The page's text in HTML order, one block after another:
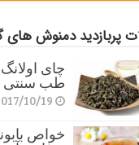
پربازدید دمنوش
چای
طب سنتی
10/19
خواص